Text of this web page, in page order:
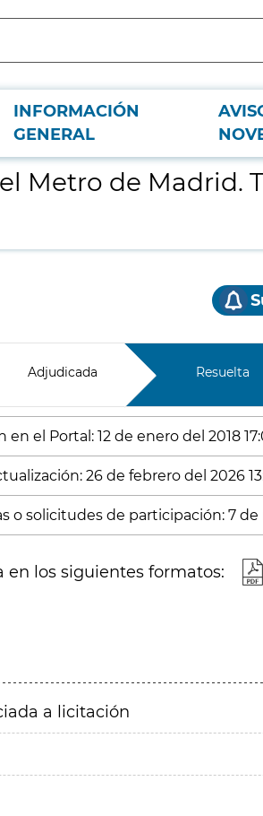
INFORMACIÓN
GENERAL
Metro de Madrid.
Adjudicada Resuelta
el Portal: 12 de enero del 2018
26 de febrero del 2026
solicitudes de participación: 7 de
en los siguientes formatos:
a licitación